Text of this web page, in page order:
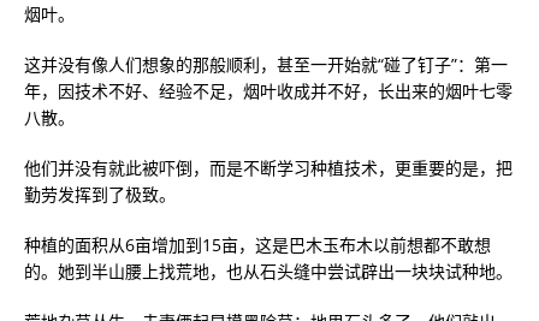
烟叶。
这并没有像人们想象的那般顺利，甚至一开始就“碰了钉子”：第一
年，因技术不好、经验不足，烟叶收成并不好，长出来的烟叶七零
八散。
他们并没有就此被吓倒，而是不断学习种植技术，更重要的是，把
勤劳发挥到了极致。
种植的面积从6亩增加到15亩，这是巴木玉布木以前想都不敢想
的。她到半山腰上找荒地，也从石头缝中尝试辟出一块块试种地。